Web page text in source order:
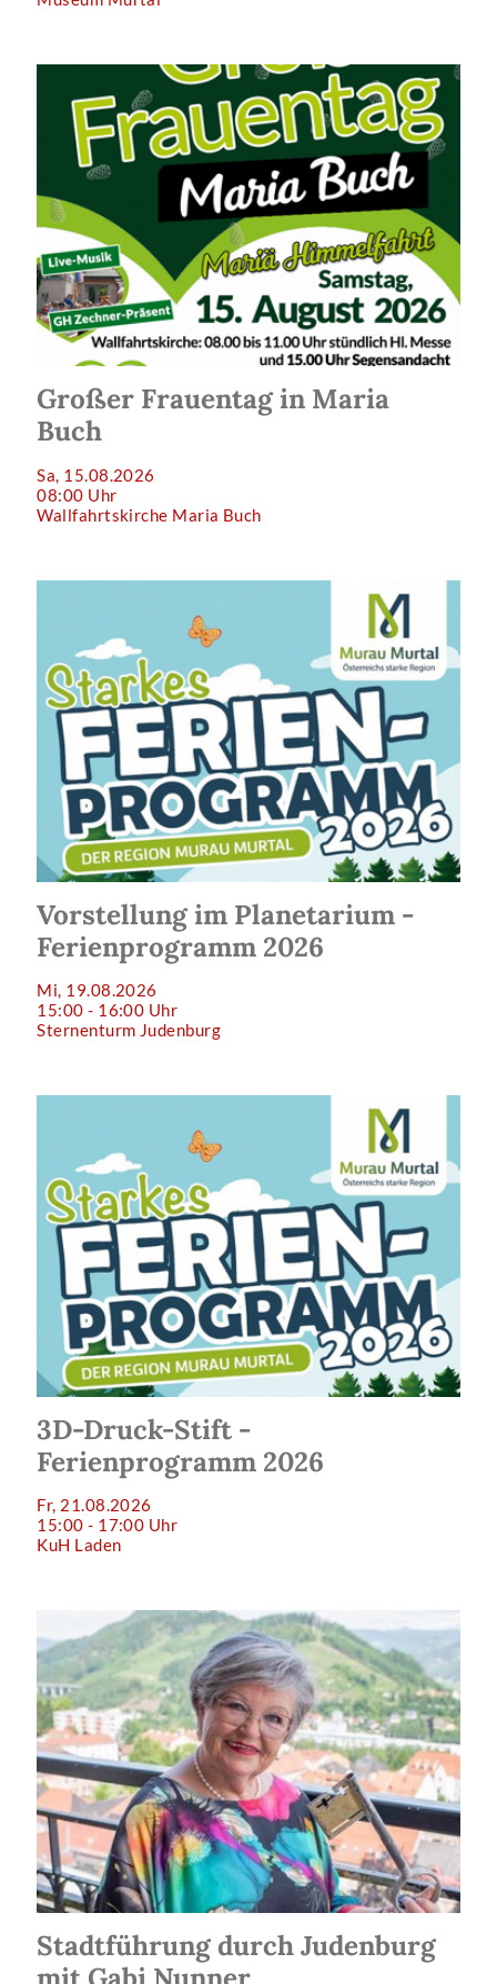
Großer Frauentag in Maria
Buch
Sa, 15.08.2026
08:00 Uhr
Wallfahrtskirche Maria Buch
Vorstellung im Planetarium -
Ferienprogramm 2026
Mi, 19.08.2026
15:00 - 16:00 Uhr
Sternenturm Judenburg
3D-Druck-Stift -
Ferienprogramm 2026
Fr, 21.08.2026
15:00 - 17:00 Uhr
KuH Laden
Stadtführung durch Judenburg